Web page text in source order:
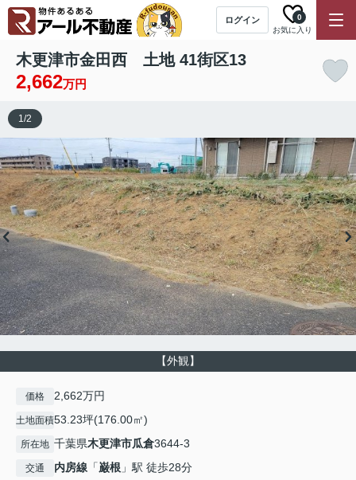
ログイン
お気に入り
0
木更津市金田西 土地 41街区13
2,662万円
【外観】
1/2
価格 2,662万円
土地面積53.23坪(176.00㎡)
所在地 千葉県木更津市瓜倉3644-3
交通 内房線 「巌根 」駅 徒歩28分